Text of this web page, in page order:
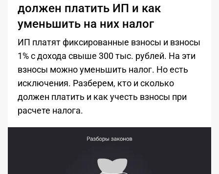
должен платить ИП и как
уменьшить на них налог
ИП платят фиксированные взносы и взносы
1% с дохода свыше 300 тыс. рублей. На эти
взносы можно уменьшить налог. Но есть
исключения. Разберем, кто и сколько
должен платить и как учесть взносы при
расчете налога.